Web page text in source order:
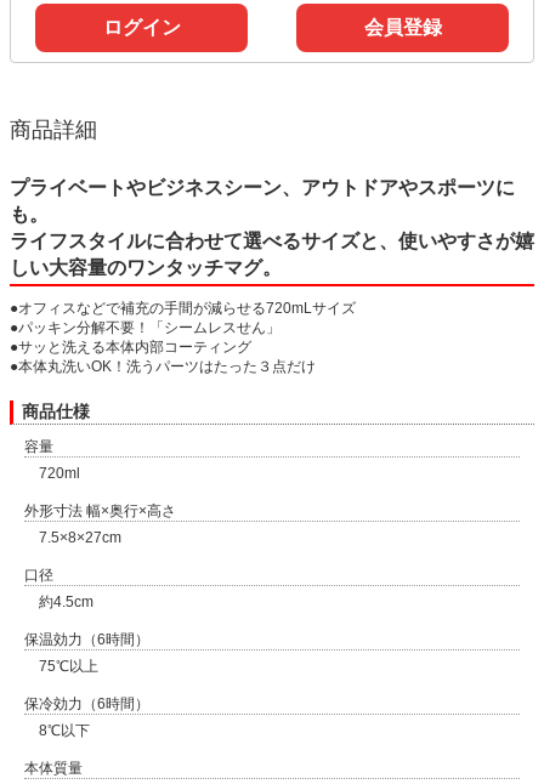
ログイン 会員登録
商品詳細
プライベートやビジネスシーン、アウトドアやスポーツに
も。
ライフスタイルに合わせて選べるサイズと、使いやすさが嬉
しい大容量のワンタッチマグ。
●オフィスなどで補充の手間が減らせる720mLサイズ
●パッキン分解不要！「シームレスせん」
●サッと洗える本体内部コーティング
●本体丸洗いOK！洗うパーツはたった３点だけ
商品仕様
容量
720ml
外形寸法 幅×奥行×高さ
7.5×8×27cm
口径
約4.5cm
保温効力（6時間）
75℃以上
保冷効力（6時間）
8℃以下
本体質量